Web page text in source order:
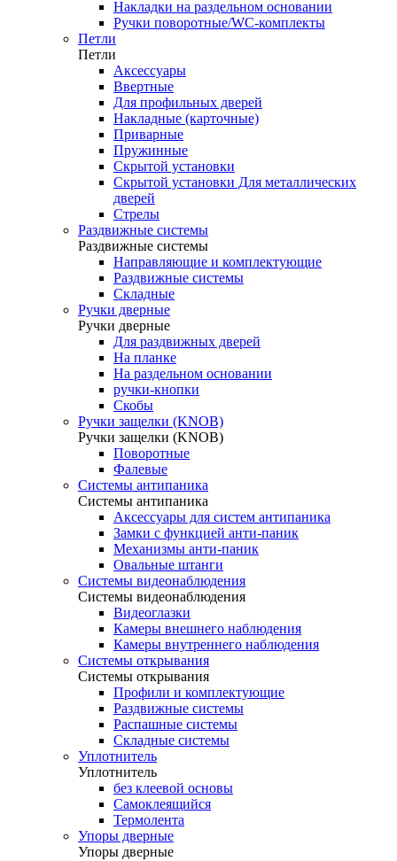
Накладки на раздельном основании
Ручки поворотные/WC-комплекты
Петли
Петли
Аксессуары
Ввертные
Для профильных дверей
Накладные (карточные)
Приварные
Пружинные
Скрытой установки
Скрытой установки Для металлических
дверей
Стрелы
Раздвижные системы
Раздвижные системы
Направляющие и комплектующие
Раздвижные системы
Складные
Ручки дверные
Ручки дверные
Для раздвижных дверей
На планке
На раздельном основании
ручки-кнопки
Скобы
Ручки защелки (KNOB)
Ручки защелки (KNOB)
Поворотные
Фалевые
Системы антипаника
Системы антипаника
Аксессуары для систем антипаника
Замки с функцией анти-паник
Механизмы анти-паник
Овальные штанги
Системы видеонаблюдения
Системы видеонаблюдения
Видеоглазки
Камеры внешнего наблюдения
Камеры внутреннего наблюдения
Системы открывания
Системы открывания
Профили и комплектующие
Раздвижные системы
Распашные системы
Складные системы
Уплотнитель
Уплотнитель
без клеевой основы
Самоклеящийся
Термолента
Упоры дверные
Упоры дверные